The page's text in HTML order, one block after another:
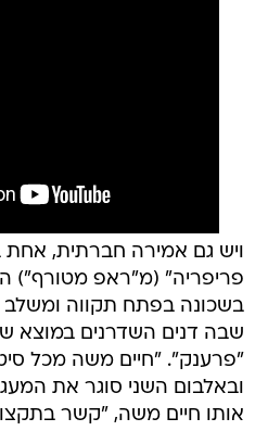
ויש גם אמירה חברתית, אחת
פריפריה" (מ"ראפ מטורף")
בשכונה בפתח תקווה ומשלב
שבה דנים השדרנים במוצא
"פרענק". "חיים משה מכל
ובאלבום השני סוגר את
אותו חיים משה, "קשר